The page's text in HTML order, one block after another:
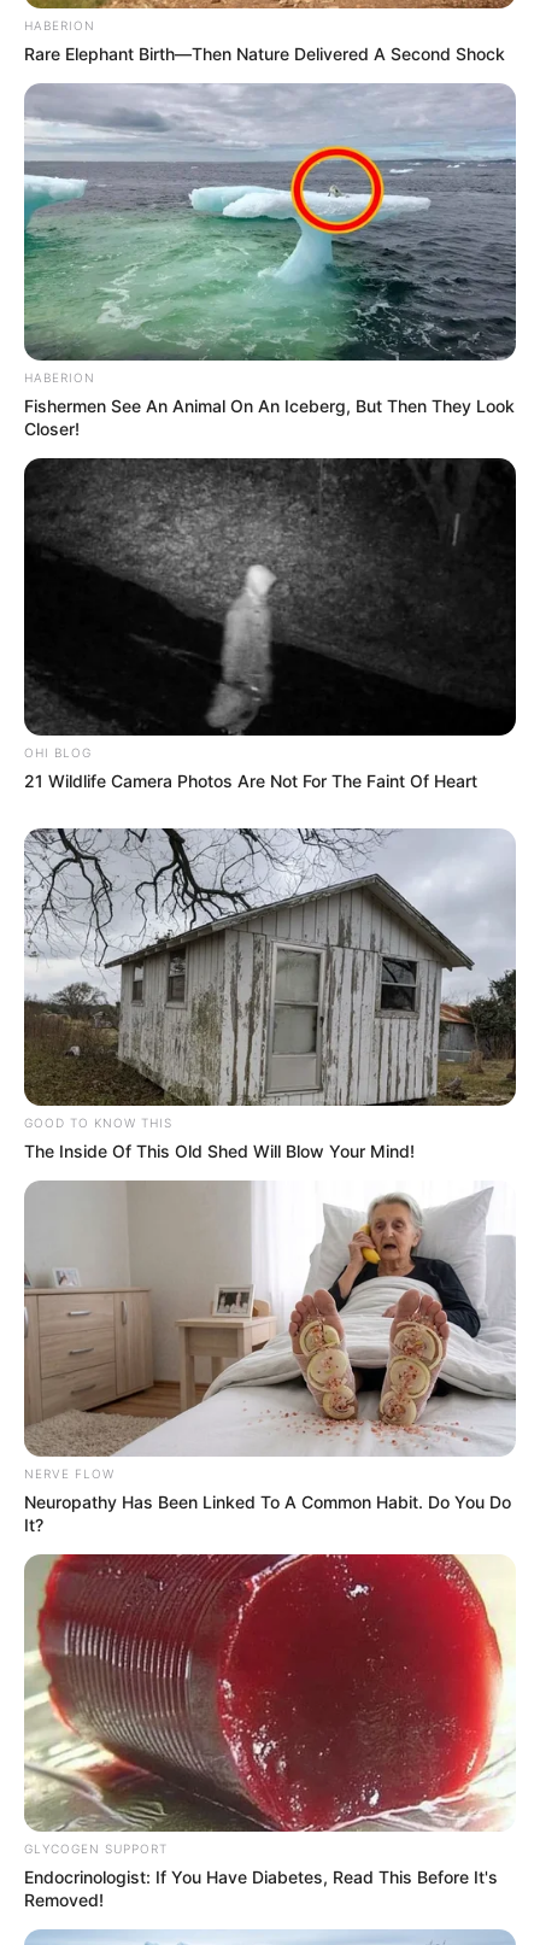
HABERION
Rare Elephant Birth—Then Nature Delivered A Second Shock
HABERION
Fishermen See An Animal On An Iceberg, But Then They Look
Closer!
OHI BLOG
21 Wildlife Camera Photos Are Not For The Faint Of Heart
GOOD TO KNOW THIS
The Inside Of This Old Shed Will Blow Your Mind!
NERVE FLOW
Neuropathy Has Been Linked To A Common Habit. Do You Do
It?
GLYCOGEN SUPPORT
Endocrinologist: If You Have Diabetes, Read This Before It's
Removed!